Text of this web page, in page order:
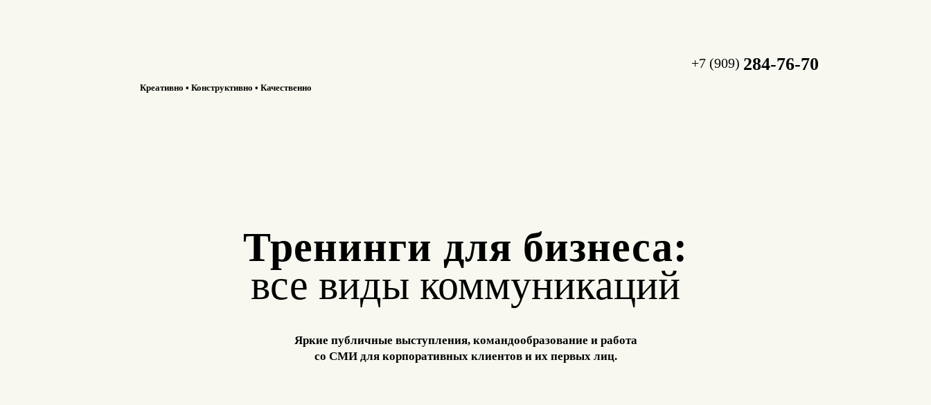
Креативно • Конструктивно • Качественно
+7 (909) 284-76-70
Тренинги для бизнеса:
все виды коммуникаций
Яркие публичные выступления, командообразование и работа
со СМИ для корпоративных клиентов и их первых лиц.